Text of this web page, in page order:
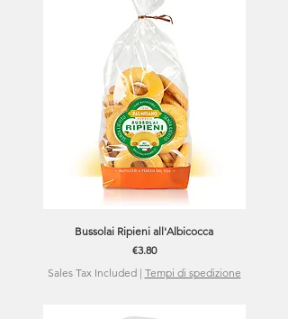
Bussolai Ripieni all'Albicocca
Price
€3.80
Sales Tax Included| Tempi di spedizione